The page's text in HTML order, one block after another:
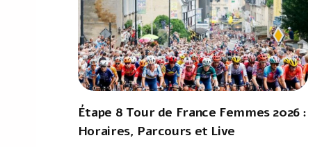
Étape 8 Tour de France Femmes 2026 :
Horaires, Parcours et Live